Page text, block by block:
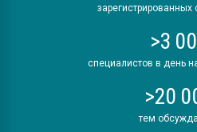
зарегистрированных
>3
специалистов в день
>20
тем